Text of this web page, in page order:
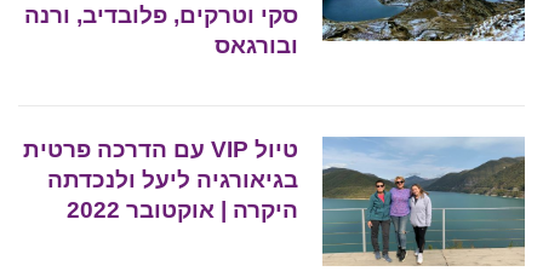
סקי וטרקים, פלובדיב, ורנה
ובורגאס
טיול VIP עם הדרכה פרטית
בגיאורגיה ליעל ולנכדתה
היקרה | אוקטובר 2022